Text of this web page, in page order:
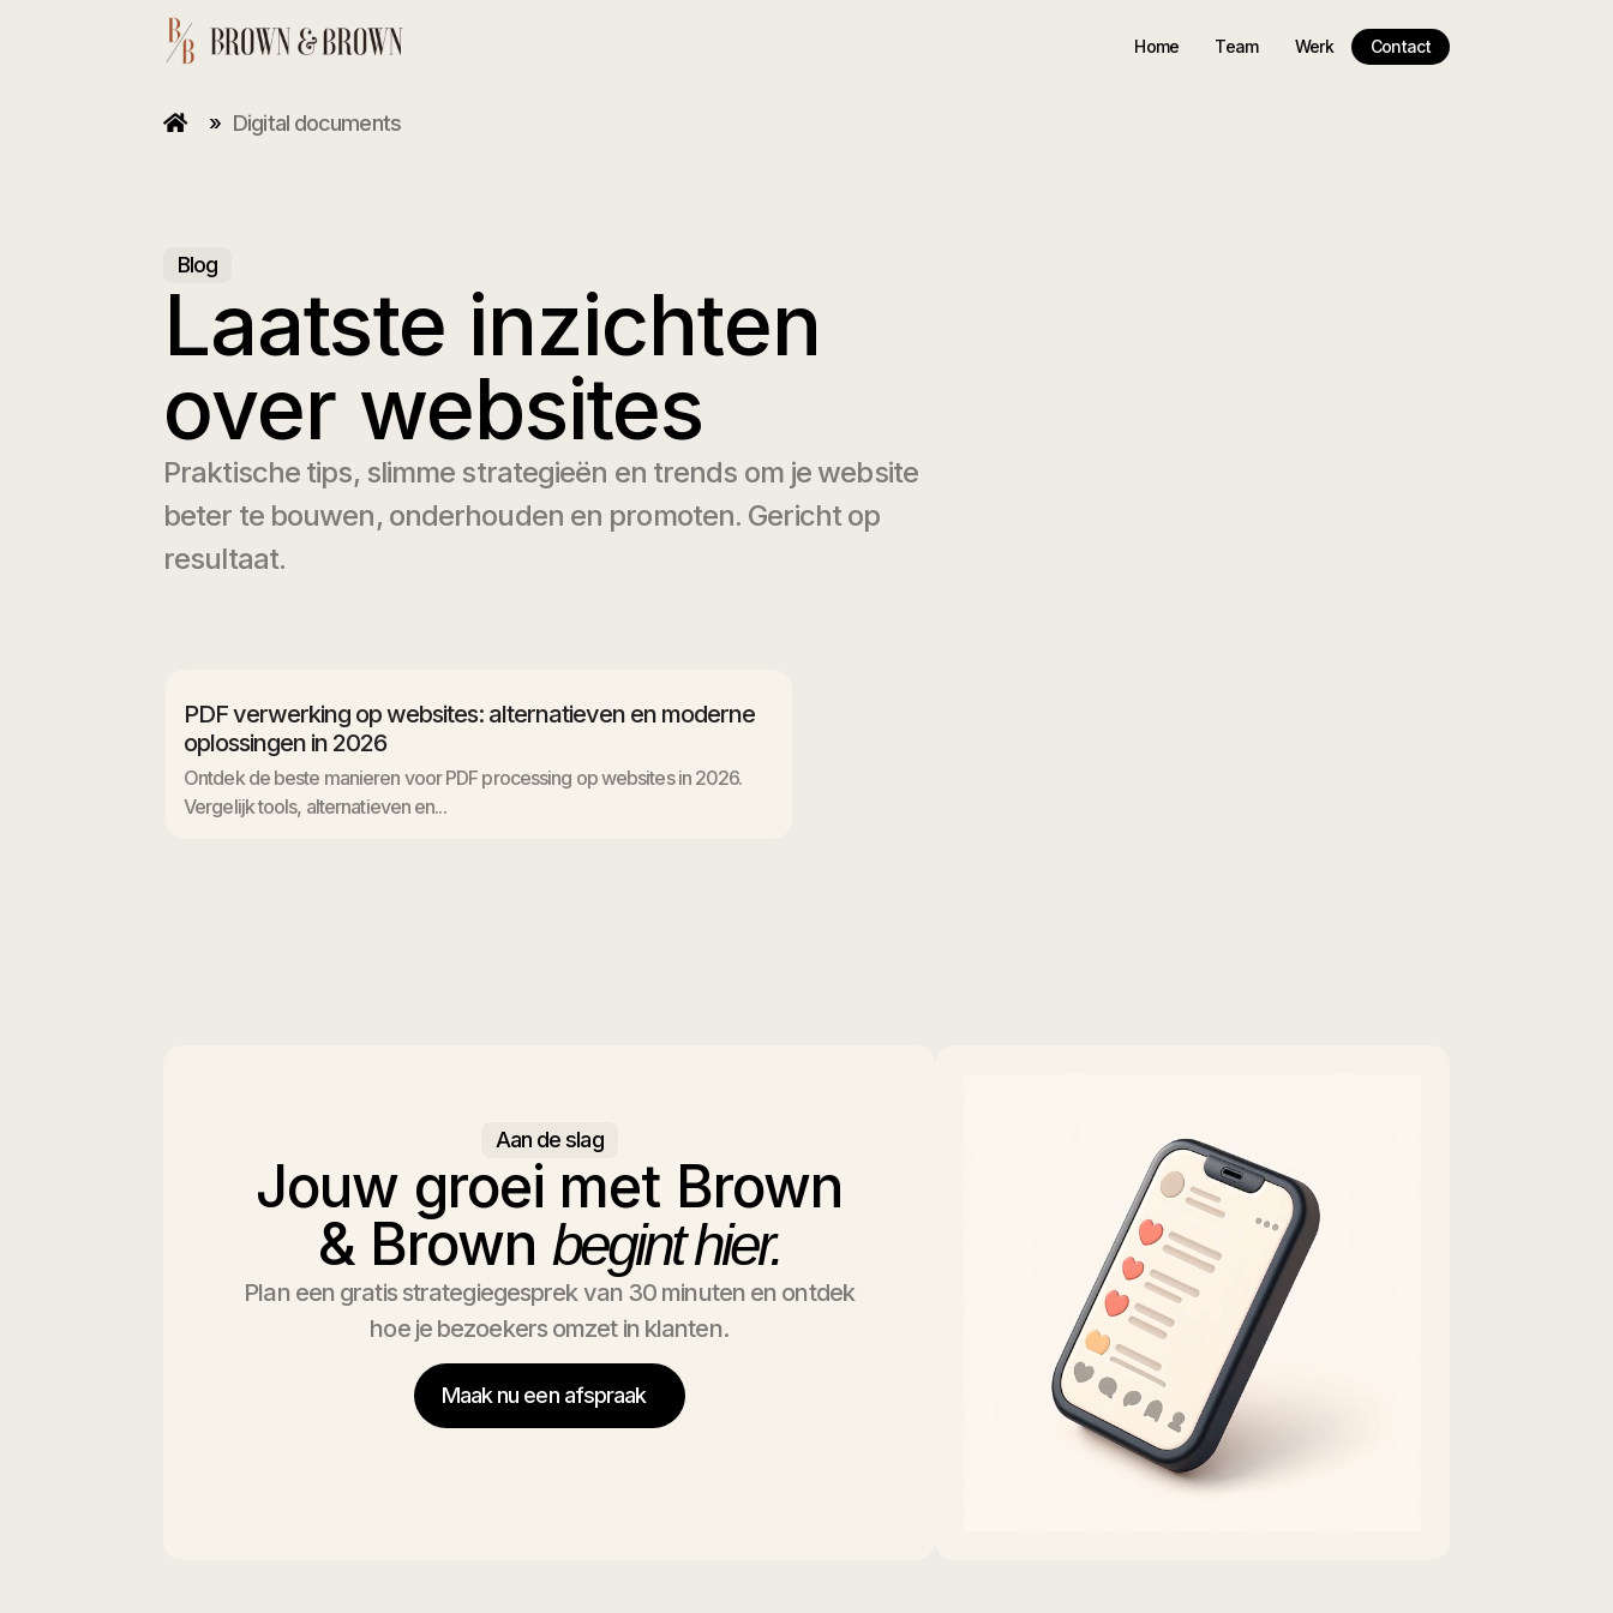
Home Team Werk Contact
» Digital documents
Blog
Laatste inzichten
over websites
Praktische tips, slimme strategieën en trends om je website
beter te bouwen, onderhouden en promoten. Gericht op
resultaat.
PDF verwerking op websites: alternatieven en moderne
oplossingen in 2026
Ontdek de beste manieren voor PDF processing op websites in 2026.
Vergelijk tools, alternatieven en...
Aan de slag
Jouw groei met Brown
& Brown begint hier.
Plan een gratis strategiegesprek van 30 minuten en ontdek
hoe je bezoekers omzet in klanten.
Maak nu een afspraak